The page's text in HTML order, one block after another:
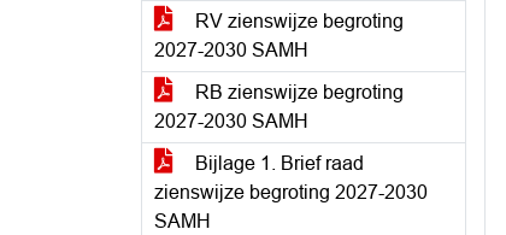
RV zienswijze begroting
2027-2030 SAMH
RB zienswijze begroting
2027-2030 SAMH
Bijlage 1. Brief raad
zienswijze begroting 2027-2030
SAMH